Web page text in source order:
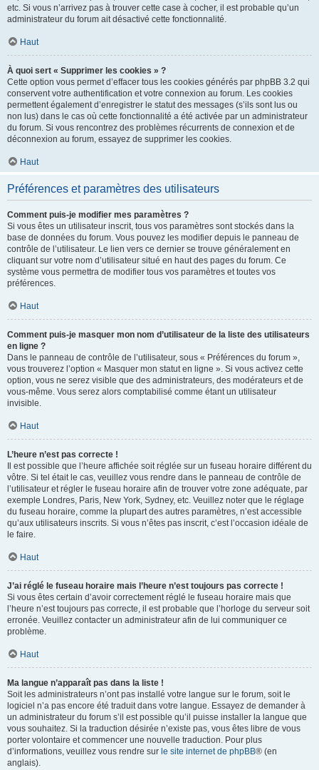
etc. Si vous n’arrivez pas à trouver cette case à cocher, il est probable qu’un
administrateur du forum ait désactivé cette fonctionnalité.
Haut
À quoi sert « Supprimer les cookies » ?
Cette option vous permet d’effacer tous les cookies générés par phpBB 3.2 qui
conservent votre authentification et votre connexion au forum. Les cookies
permettent également d’enregistrer le statut des messages (s’ils sont lus ou
non lus) dans le cas où cette fonctionnalité a été activée par un administrateur
du forum. Si vous rencontrez des problèmes récurrents de connexion et de
déconnexion au forum, essayez de supprimer les cookies.
Haut
Préférences et paramètres des utilisateurs
Comment puis-je modifier mes paramètres ?
Si vous êtes un utilisateur inscrit, tous vos paramètres sont stockés dans la
base de données du forum. Vous pouvez les modifier depuis le panneau de
contrôle de l’utilisateur. Le lien vers ce dernier se trouve généralement en
cliquant sur votre nom d’utilisateur situé en haut des pages du forum. Ce
système vous permettra de modifier tous vos paramètres et toutes vos
préférences.
Haut
Comment puis-je masquer mon nom d’utilisateur de la liste des utilisateurs
en ligne ?
Dans le panneau de contrôle de l’utilisateur, sous « Préférences du forum »,
vous trouverez l’option « Masquer mon statut en ligne ». Si vous activez cette
option, vous ne serez visible que des administrateurs, des modérateurs et de
vous-même. Vous serez alors comptabilisé comme étant un utilisateur
invisible.
Haut
L’heure n’est pas correcte !
Il est possible que l’heure affichée soit réglée sur un fuseau horaire différent du
vôtre. Si tel était le cas, veuillez vous rendre dans le panneau de contrôle de
l’utilisateur et régler le fuseau horaire afin de trouver votre zone adéquate, par
exemple Londres, Paris, New York, Sydney, etc. Veuillez noter que le réglage
du fuseau horaire, comme la plupart des autres paramètres, n’est accessible
qu’aux utilisateurs inscrits. Si vous n’êtes pas inscrit, c’est l’occasion idéale de
le faire.
Haut
J’ai réglé le fuseau horaire mais l’heure n’est toujours pas correcte !
Si vous êtes certain d’avoir correctement réglé le fuseau horaire mais que
l’heure n’est toujours pas correcte, il est probable que l’horloge du serveur soit
erronée. Veuillez contacter un administrateur afin de lui communiquer ce
problème.
Haut
Ma langue n’apparaît pas dans la liste !
Soit les administrateurs n’ont pas installé votre langue sur le forum, soit le
logiciel n’a pas encore été traduit dans votre langue. Essayez de demander à
un administrateur du forum s’il est possible qu’il puisse installer la langue que
vous souhaitez. Si la traduction désirée n’existe pas, vous êtes libre de vous
porter volontaire et commencer une nouvelle traduction. Pour plus
d’informations, veuillez vous rendre sur le site internet de phpBB® (en
anglais).